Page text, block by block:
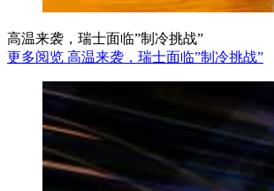
高温来袭，瑞士面临”制冷挑战”
更多阅览 高温来袭，瑞士面临”制冷挑战”